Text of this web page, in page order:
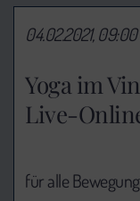
Yoga im
Live-
04.02.2021,
für alle